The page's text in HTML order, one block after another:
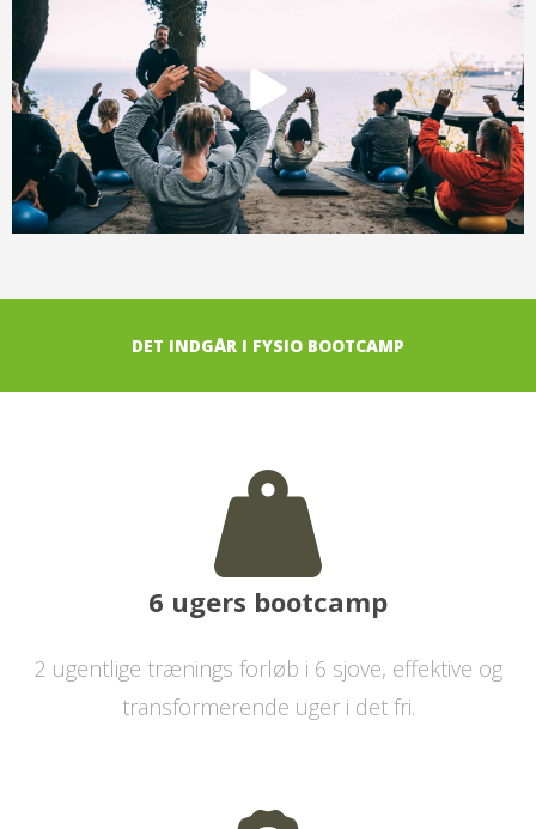
DET INDGÅR I FYSIO BOOTCAMP
6 ugers bootcamp
2 ugentlige trænings forløb i 6 sjove, effektive og
transformerende uger i det fri.